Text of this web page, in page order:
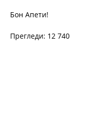
Бон Апети!
Прегледи: 12 740